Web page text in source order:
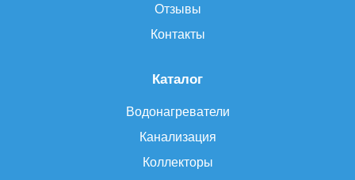
Каталог
Водонагреватели
Канализация
Коллекторы
Отзывы
Контакты